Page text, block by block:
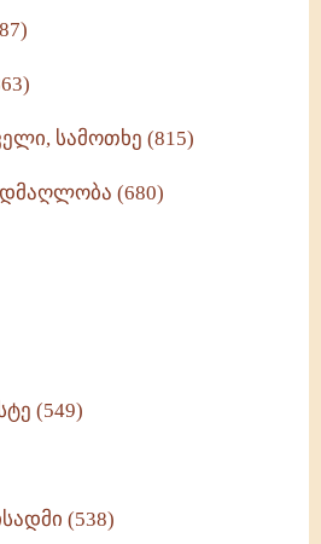
სამოთხე (815)
(680)
(549)
(538)